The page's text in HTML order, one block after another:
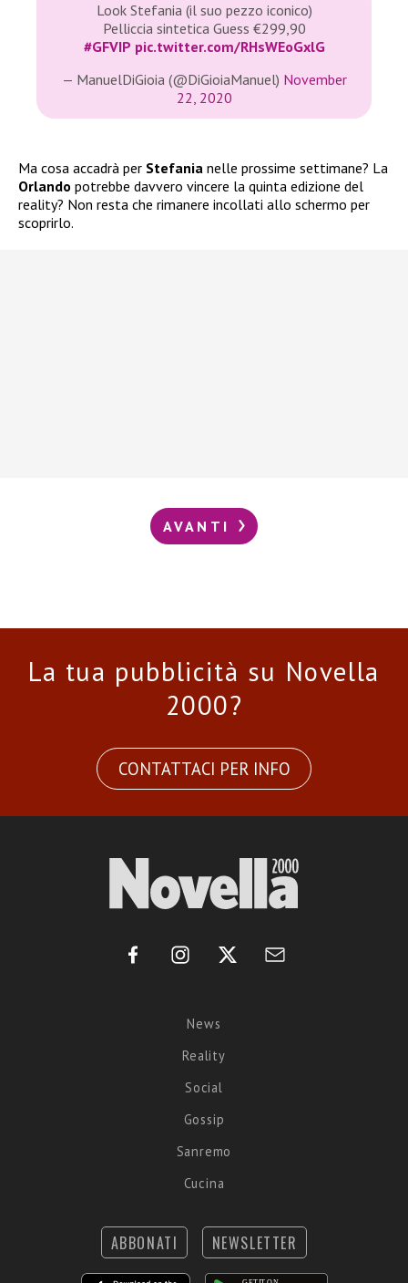
Look Stefania (il suo pezzo iconico)
Pelliccia sintetica Guess €299,90
#GFVIP pic.twitter.com/RHsWEoGxlG
— ManuelDiGioia (@DiGioiaManuel) November
22, 2020
Ma cosa accadrà per Stefania nelle prossime settimane? La
Orlando potrebbe davvero vincere la quinta edizione del
reality? Non resta che rimanere incollati allo schermo per
scoprirlo.
AVANTI
La tua pubblicità su Novella
2000?
CONTATTACI PER INFO
News
Reality
Social
Gossip
Sanremo
Cucina
ABBONATI NEWSLETTER